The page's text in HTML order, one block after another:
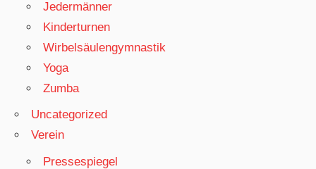
Jedermänner
Kinderturnen
Wirbelsäulengymnastik
Yoga
Zumba
Uncategorized
Verein
Pressespiegel